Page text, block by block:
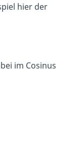
hier der
im Cosinus